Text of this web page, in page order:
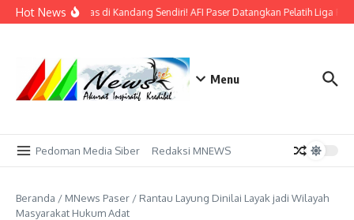
Lewati ke konten
Hot NewsBidik Emas di Kandang Sendiri! AFI Paser Datangkan Pelatih Liga
Menu
Pedoman Media Siber Redaksi MNEWS
Beranda / MNews Paser / Rantau Layung Dinilai Layak jadi Wilayah
Masyarakat Hukum Adat